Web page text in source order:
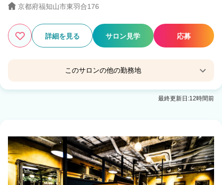
この条件の求人数3件
検索する
京都府福知山市東羽合176
詳細を見る サロン見学 応募
このサロンの他の勤務地
freedom 舞鶴店
最終更新日:12時間前